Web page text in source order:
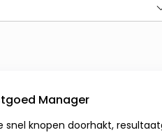
Manager
snel knopen doorhakt,